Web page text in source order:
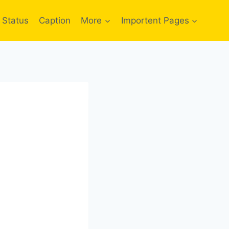
Status Caption More Importent Pages